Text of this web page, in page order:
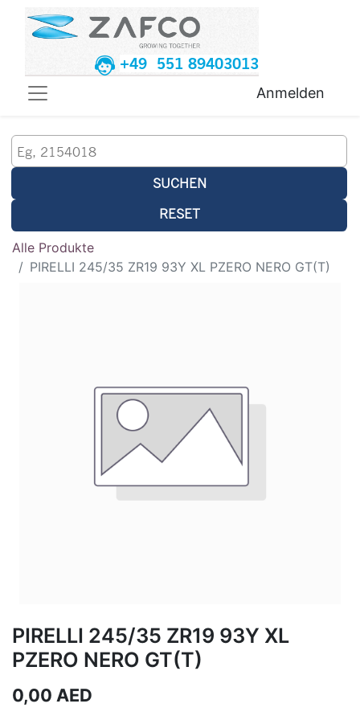
+49 551 89403013
Anmelden
SUCHEN
RESET
Alle Produkte
PIRELLI 245/35 ZR19 93Y XL PZERO NERO GT(T)
PIRELLI 245/35 ZR19 93Y XL
PZERO NERO GT(T)
0,00 AED